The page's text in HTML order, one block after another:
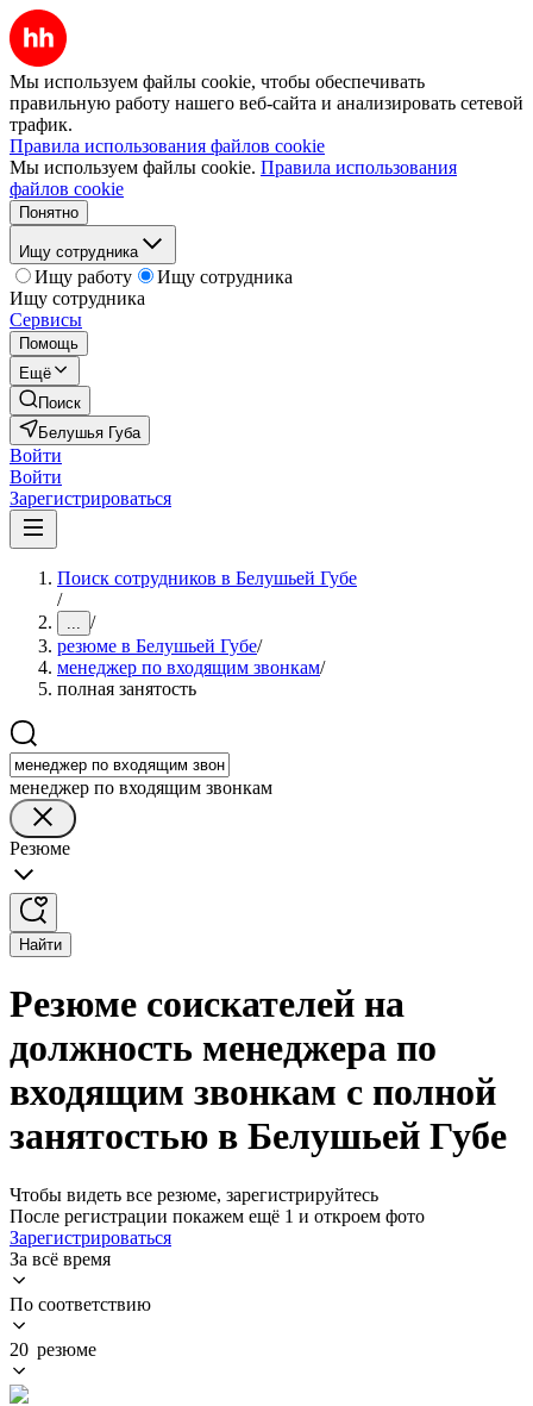
Мы используем файлы cookie, чтобы обеспечивать
правильную работу нашего веб-сайта и анализировать сетевой
трафик.
Правила использования файлов cookie
Мы используем файлы cookie. Правила использования
файлов cookie
Понятно
Ищу сотрудника
Ищу работу
Ищу сотрудника
Ищу сотрудника
Сервисы
Помощь
Ещё
Поиск
Белушья Губа
Войти
Войти
Зарегистрироваться
Поиск сотрудников в Белушьей Губе
/
... /
резюме в Белушьей Губе/
менеджер по входящим звонкам/
полная занятость
менеджер по входящим звонкам
Резюме
Найти
Резюме соискателей на
должность менеджера по
входящим звонкам с полной
занятостью в Белушьей Губе
Чтобы видеть все резюме, зарегистрируйтесь
После регистрации покажем ещё 1 и откроем фото
Зарегистрироваться
За всё время
По соответствию
20 резюме